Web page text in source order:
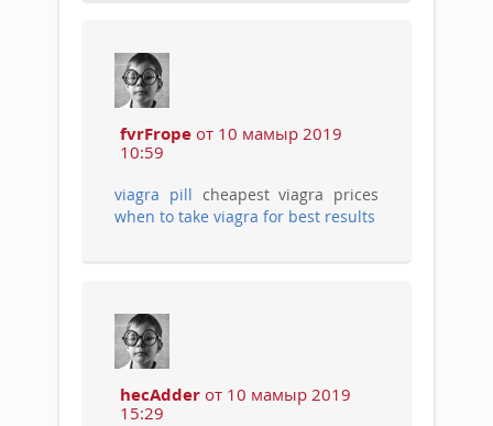
fvrFrope от 10 мамыр 2019
10:59
viagra pill cheapest viagra prices
when to take viagra for best results
hecAdder от 10 мамыр 2019
15:29